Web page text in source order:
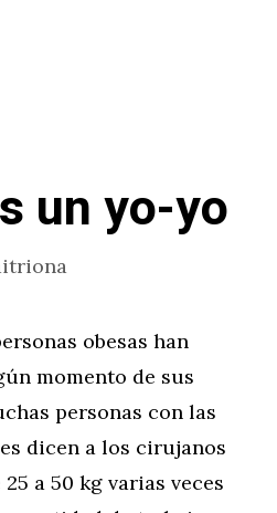
un yo-yo
obesas han
momento de sus
personas con las
dicen a los cirujanos
a 50 kg varias veces